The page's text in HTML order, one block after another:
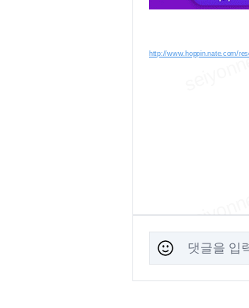
http://www.hoppin.nate.com/